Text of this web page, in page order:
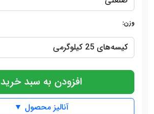
وزن:
افزودن به سبد خرید
آنالیز محصول ▼